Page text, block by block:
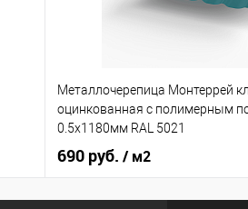
Металлочерепица Монтеррей
оцинкованная с полимерным
0.5x1180мм RAL 5021
690 руб. / м2